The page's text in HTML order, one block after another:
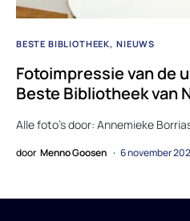
BESTE BIBLIOTHEEK NIEUWS
Fotoimpressie van de
Beste Bibliotheek van
Alle foto’s door: Annemieke
door Menno Goosen 6 november